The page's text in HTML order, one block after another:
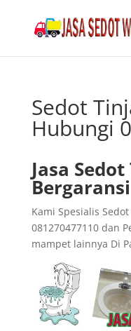
Sedot
Hubungi
Jasa
Bergaransi
Kami Spesialis
081270477110 dan
mampet lainnya Di